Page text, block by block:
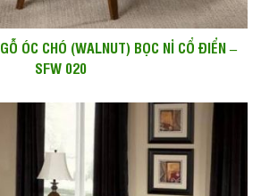
ÓC CHÓ (WALNUT) BỌC NỈ CỔ ĐIỂN –
SFW 020